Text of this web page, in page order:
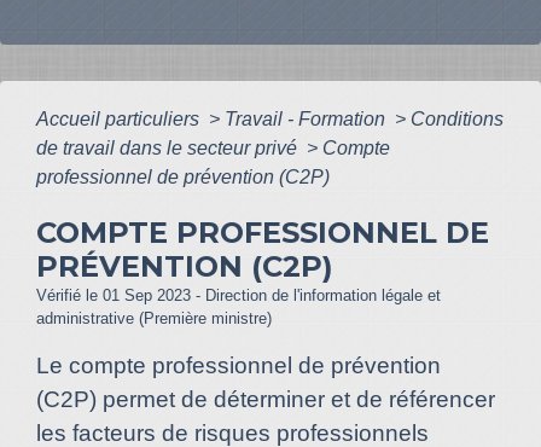
Accueil particuliers > Travail - Formation > Conditions
de travail dans le secteur privé > Compte
professionnel de prévention (C2P)
COMPTE PROFESSIONNEL DE
PRÉVENTION (C2P)
Vérifié le 01 Sep 2023 - Direction de l'information légale et
administrative (Première ministre)
Le compte professionnel de prévention
(C2P) permet de déterminer et de référencer
les facteurs de risques professionnels